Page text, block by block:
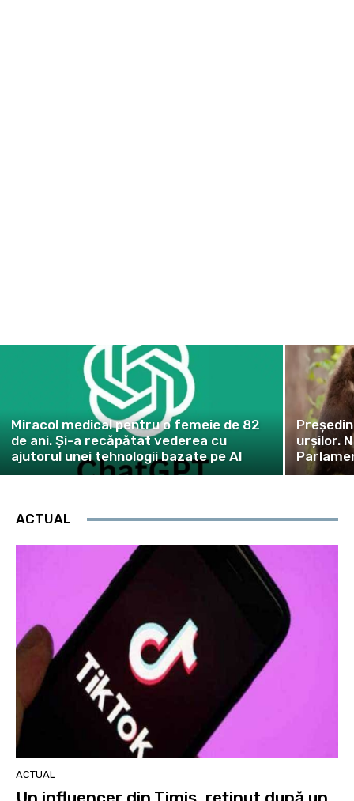
Miracol medical pentru o femeie de 82
de ani. Și-a recăpătat vederea cu
ajutorul unei tehnologii bazate pe AI
urșilor.
ACTUAL
ACTUAL